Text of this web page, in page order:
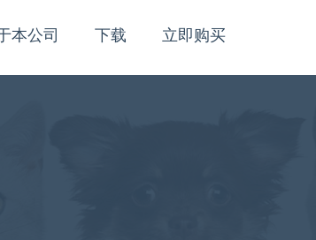
本公司 下载 立即购买